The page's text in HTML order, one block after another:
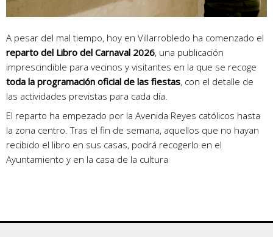
A pesar del mal tiempo, hoy en Villarrobledo ha comenzado el
reparto del Libro del Carnaval 2026, una publicación
imprescindible para vecinos y visitantes en la que se recoge
toda la programación oficial de las fiestas, con el detalle de
las actividades previstas para cada día.
El reparto ha empezado por la Avenida Reyes católicos hasta
la zona centro. Tras el fin de semana, aquellos que no hayan
recibido el libro en sus casas, podrá recogerlo en el
Ayuntamiento y en la casa de la cultura